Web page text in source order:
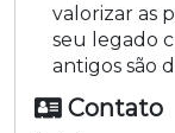
valorizar as
seu legado
antigos são
Contato